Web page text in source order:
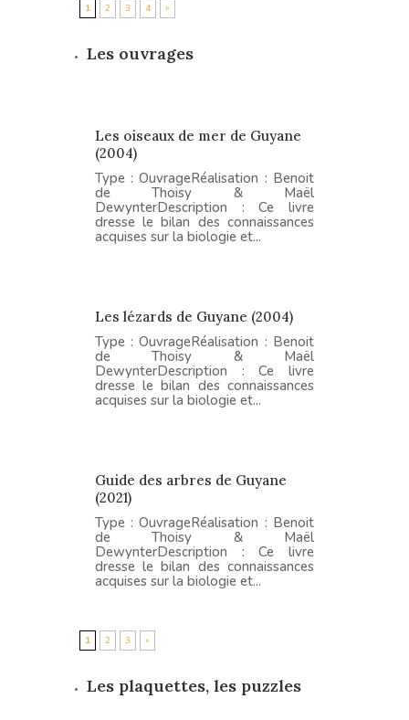
1 2 3 4 »
Les ouvrages
Les oiseaux de mer de Guyane
(2004)
Type : OuvrageRéalisation : Benoit
de Thoisy & Maël
DewynterDescription : Ce livre
dresse le bilan des connaissances
acquises sur la biologie et...
Les lézards de Guyane (2004)
Type : OuvrageRéalisation : Benoit
de Thoisy & Maël
DewynterDescription : Ce livre
dresse le bilan des connaissances
acquises sur la biologie et...
Guide des arbres de Guyane
(2021)
Type : OuvrageRéalisation : Benoit
de Thoisy & Maël
DewynterDescription : Ce livre
dresse le bilan des connaissances
acquises sur la biologie et...
1 2 3 »
Les plaquettes, les puzzles